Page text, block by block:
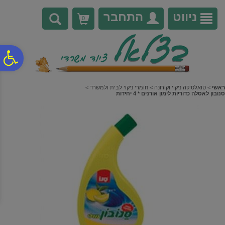
נגישות
אתר
המרכזי
ניווט התחבר 0
ראשי > טואלטיקה ניקוי וקורונה > חומרי ניקוי לבית ולמשרד >
סנובון לאסלה כדוריות לימון אורנים * 4 יחידות